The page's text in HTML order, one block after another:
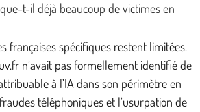
t-il déjà beaucoup de victimes en
françaises spécifiques restent limitées.
n’avait pas formellement identifié de
à l’IA dans son périmètre en
téléphoniques et l’usurpation de